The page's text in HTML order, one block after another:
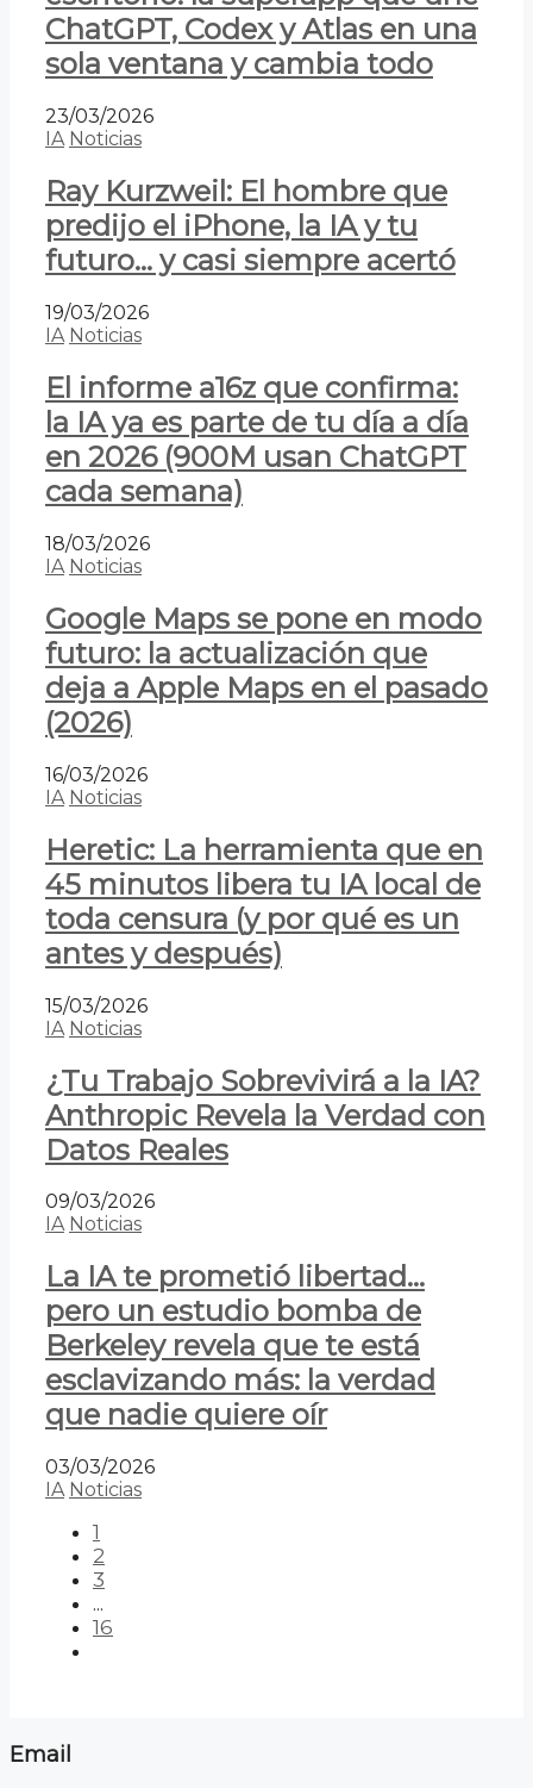
ChatGPT, Codex y Atlas en una
sola ventana y cambia todo
23/03/2026
IA Noticias
Ray Kurzweil: El hombre que
predijo el iPhone, la IA y tu
futuro… y casi siempre acertó
19/03/2026
IA Noticias
El informe a16z que confirma:
la IA ya es parte de tu día a día
en 2026 (900M usan ChatGPT
cada semana)
18/03/2026
IA Noticias
Google Maps se pone en modo
futuro: la actualización que
deja a Apple Maps en el pasado
(2026)
16/03/2026
IA Noticias
Heretic: La herramienta que en
45 minutos libera tu IA local de
toda censura (y por qué es un
antes y después)
15/03/2026
IA Noticias
¿Tu Trabajo Sobrevivirá a la IA?
Anthropic Revela la Verdad con
Datos Reales
09/03/2026
IA Noticias
La IA te prometió libertad…
pero un estudio bomba de
Berkeley revela que te está
esclavizando más: la verdad
que nadie quiere oír
03/03/2026
IA Noticias
1
2
3
...
16
Email